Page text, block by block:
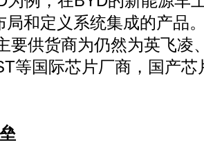
局和定义系统集成的产品
要供货商为仍然为英飞凌
等国际芯片厂商，国产